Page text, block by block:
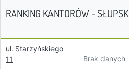
RANKING KANTORÓW - SŁUPSK
ul. Starzyńskiego
11
Brak danych